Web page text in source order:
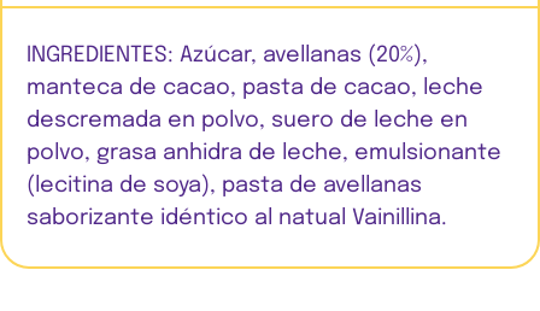
INGREDIENTES: Azúcar, avellanas (20%),
manteca de cacao, pasta de cacao, leche
descremada en polvo, suero de leche en
polvo, grasa anhidra de leche, emulsionante
(lecitina de soya), pasta de avellanas
saborizante idéntico al natual Vainillina.